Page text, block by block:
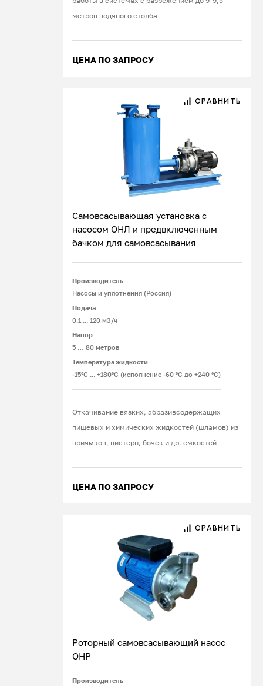
метров водяного столба
ЦЕНА ПО ЗАПРОСУ
СРАВНИТЬ
Самовсасывающая установка с
насосом ОНЛ и предвключенным
бачком для самовсасывания
Производитель
Насосы и уплотнения (Россия)
Подача
0.1 ... 120 м3/ч
Напор
5 … 80 метров
Температура жидкости
-15°С ... +180°С (исполнение -60 °С до +240 °С)
Откачивание вязких, абразивсодержащих
пищевых и химических жидкостей (шламов) из
приямков, цистерн, бочек и др. емкостей
ЦЕНА ПО ЗАПРОСУ
СРАВНИТЬ
Роторный самовсасывающий насос
ОНР
Производитель